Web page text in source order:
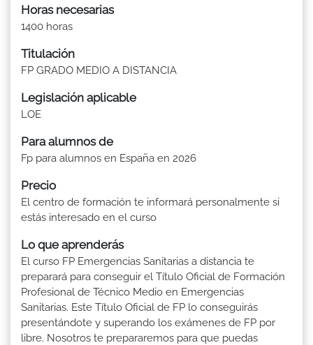
Horas necesarias
1400 horas
Titulación
FP GRADO MEDIO A DISTANCIA
Legislación aplicable
LOE
Para alumnos de
Fp para alumnos en España en 2026
Precio
El centro de formación te informará personalmente si
estás interesado en el curso
Lo que aprenderás
El curso FP Emergencias Sanitarias a distancia te
preparará para conseguir el Título Oficial de Formación
Profesional de Técnico Medio en Emergencias
Sanitarias. Este Título Oficial de FP lo conseguirás
presentándote y superando los exámenes de FP por
libre. Nosotros te prepararemos para que puedas